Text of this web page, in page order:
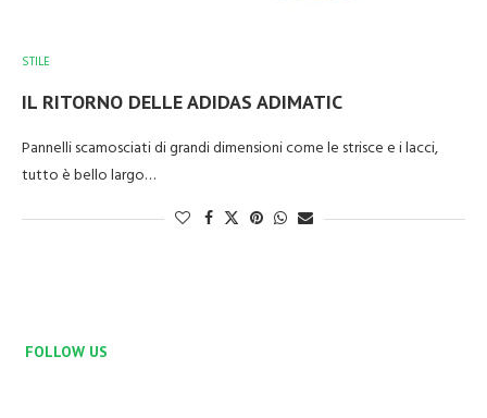
STILE
IL RITORNO DELLE ADIDAS ADIMATIC
Pannelli scamosciati di grandi dimensioni come le strisce e i lacci,
tutto è bello largo…
FOLLOW US